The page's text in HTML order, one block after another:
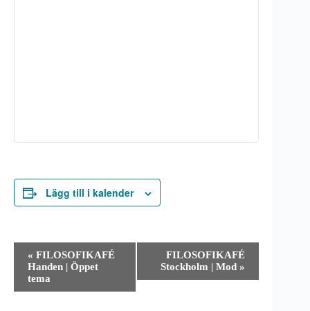
Lägg till i kalender
« FILOSOFIKAFÉ
Handen | Öppet
tema
FILOSOFIKAFÉ
Stockholm | Mod»